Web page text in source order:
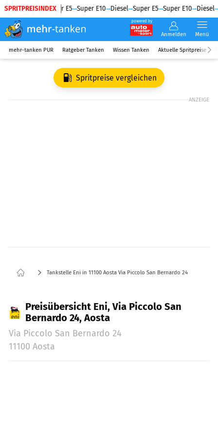
SPRITPREISINDEX
Diesel Super E5 Super E10 Diesel Super E5 Super E10 Diesel
powered by
Anmelden Menü
mehr-tanken PUR Ratgeber Tanken Wissen Tanken Aktuelle Spritpreise
Spritpreise vergleichen
ANZEIGE
Tankstelle Eni in 11100 Aosta Via Piccolo San Bernardo 24
Preisübersicht Eni, Via Piccolo San
Bernardo 24, Aosta
Via Piccolo San Bernardo 24
11100 Aosta